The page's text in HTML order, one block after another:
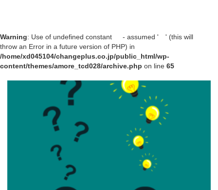
Warning: Use of undefined constant - assumed ' ' (this will
throw an Error in a future version of PHP) in
/home/xd045104/changeplus.co.jp/public_html/wp-
content/themes/amore_tcd028/archive.php on line 65